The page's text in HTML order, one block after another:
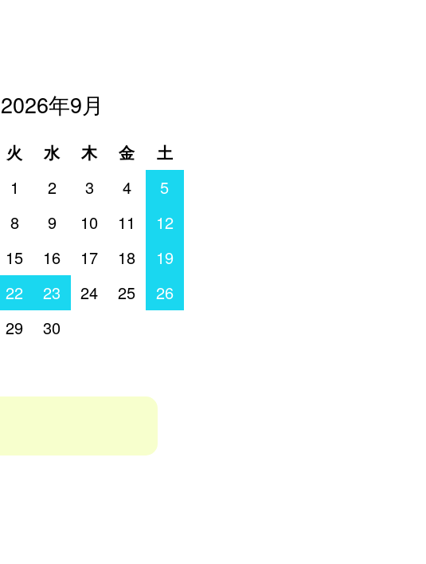
2026年9月
火 水 木 金
土
1
2 3 4
5
8 9 10 11
12
15 16 17 18
19
22 23 24 25
26
29 30